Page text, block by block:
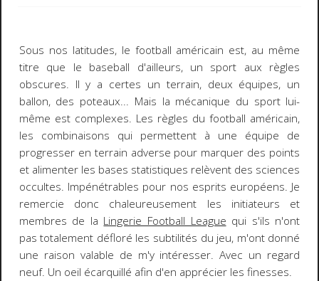
Sous nos latitudes, le football américain est, au même
titre que le baseball d'ailleurs, un sport aux règles
obscures. Il y a certes un terrain, deux équipes, un
ballon, des poteaux... Mais la mécanique du sport lui-
même est complexes. Les règles du football américain,
les combinaisons qui permettent à une équipe de
progresser en terrain adverse pour marquer des points
et alimenter les bases statistiques relèvent des sciences
occultes. Impénétrables pour nos esprits européens. Je
remercie donc chaleureusement les initiateurs et
membres de la Lingerie Football League qui s'ils n'ont
pas totalement défloré les subtilités du jeu, m'ont donné
une raison valable de m'y intéresser. Avec un regard
neuf. Un oeil écarquillé afin d'en apprécier les finesses.